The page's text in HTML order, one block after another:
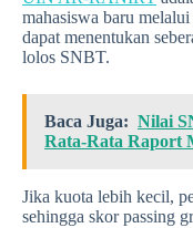
mahasiswa baru
dapat menentukan
lolos SNBT.
Baca Juga: Nilai
Rata-Rata Raport
Jika kuota lebih kecil,
sehingga skor passing